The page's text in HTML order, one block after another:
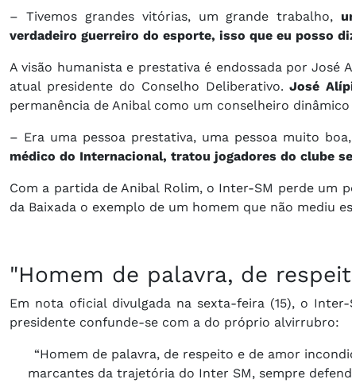
– Tivemos grandes vitórias, um grande trabalho,
verdadeiro guerreiro do esporte, isso que eu posso
A visão humanista e prestativa é endossada por José
atual presidente do Conselho Deliberativo.José
permanência de Anibal como um conselheiro
– Era uma pessoa prestativa, uma pessoa muito
médico do Internacional, tratou jogadores do clube
Com a partida de Anibal Rolim, o Inter-SM perde um
da Baixada o exemplo de um homem que não mediu
"Homem de palavra, de
Em nota oficial divulgada na sexta-feira (15), o
presidente confunde-se com a do próprio alvirrubro:
“Homem de palavra, de respeito e de amor
marcantes da trajetória do Inter SM, sempre